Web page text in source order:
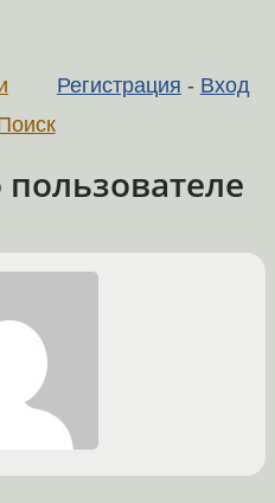
Регистрация - Вход